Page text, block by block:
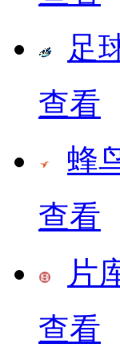
足
查看
蜂
查看
片
查看